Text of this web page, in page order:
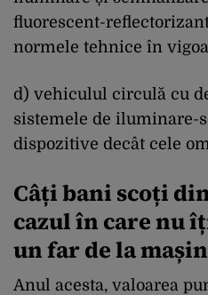
fluorescent-
normele tehnice în
d) vehiculul circulă cu
sistemele de iluminare-
dispozitive decât cele
Câți bani scoți
cazul în care nu
un far de la
Anul acesta, valoarea